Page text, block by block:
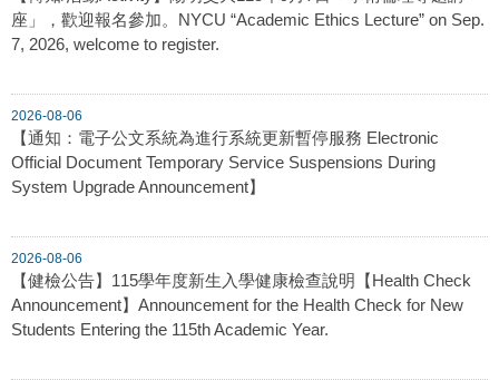
座」，歡迎報名參加。NYCU “Academic Ethics Lecture” on Sep.
7, 2026, welcome to register.
2026-08-06
【通知：電子公文系統為進行系統更新暫停服務 Electronic
Official Document Temporary Service Suspensions During
System Upgrade Announcement】
2026-08-06
【健檢公告】115學年度新生入學健康檢查說明【Health Check
Announcement】Announcement for the Health Check for New
Students Entering the 115th Academic Year.